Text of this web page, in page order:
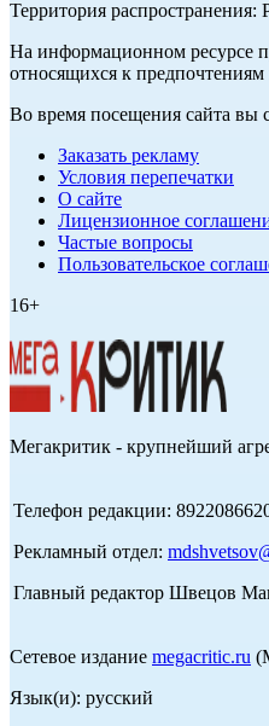
Территория
На информационном ресурсе
относящихся к
Во время посещения сайта вы
Заказать рекламу
Условия перепечатки
О сайте
Лицензионное
Частые вопросы
Пользовательское
16+
Мегакритик - крупнейший
Телефон редакции:
Рекламный отдел:
Главный редактор Швецов
Сетевое издание megacritic.ru
Язык(и): русский